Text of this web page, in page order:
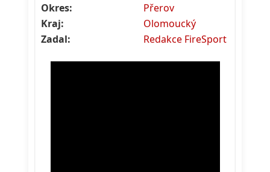
Okres:
Přerov
Kraj:
Olomoucký
Zadal:
Redakce FireSport